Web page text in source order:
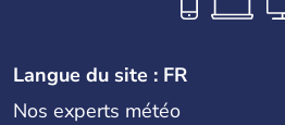
Langue du site : FR
Nos experts météo